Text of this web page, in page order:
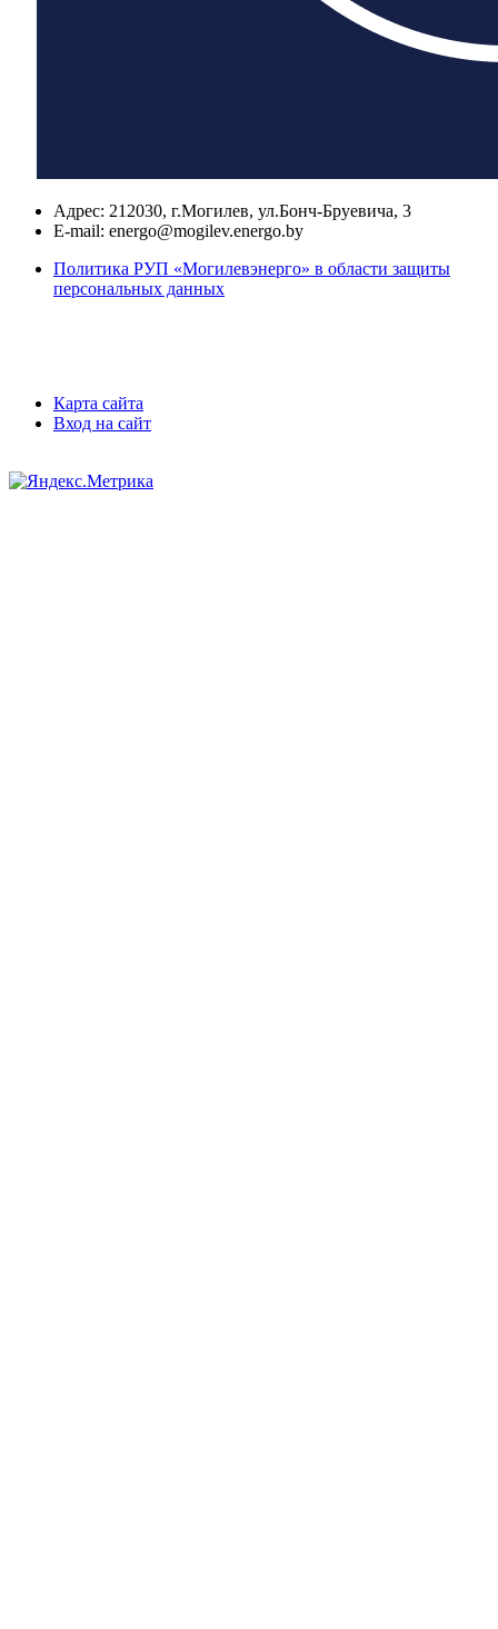
Адрес: 212030, г.Могилев, ул.Бонч-Бруевича, 3
E-mail: energo@mogilev.energo.by
Политика РУП «Могилевэнерго» в области защиты
персональных данных
Карта сайта
Вход на сайт